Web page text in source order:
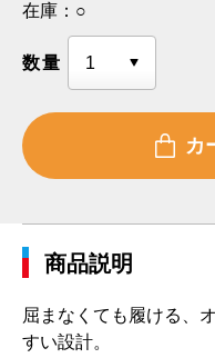
在庫： ○
数量
商品説明
屈まなくても履ける、
すい設計。